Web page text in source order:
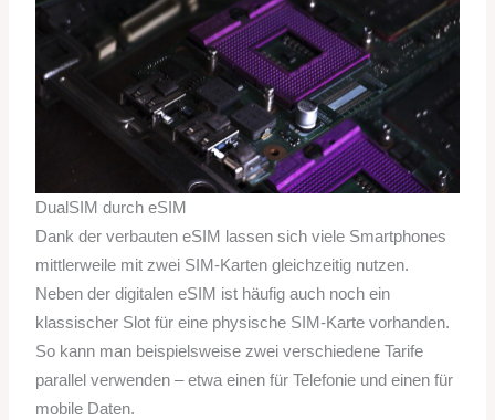
DualSIM durch eSIM
Dank der verbauten eSIM lassen sich viele Smartphones
mittlerweile mit zwei SIM-Karten gleichzeitig nutzen.
Neben der digitalen eSIM ist häufig auch noch ein
klassischer Slot für eine physische SIM-Karte vorhanden.
So kann man beispielsweise zwei verschiedene Tarife
parallel verwenden – etwa einen für Telefonie und einen für
mobile Daten.